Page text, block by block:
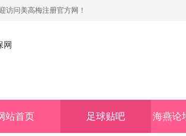
访问美高梅注册官方网！
网
站首页 足球贴吧 海燕论